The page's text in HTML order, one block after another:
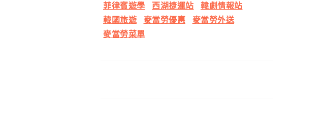
菲律賓遊學
西湖捷運站
韓劇情報站
韓國旅遊
麥當勞優惠
麥當勞外送
麥當勞菜單